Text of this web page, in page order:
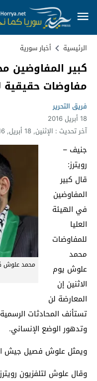
الرئيسية أخبار سورية
كبير المفاوضين
مفاوضات حقيقية
فريق التحرير
18 أبريل 2016
آخر تحديث : الإثنين, 18 أبريل, 2016 - 10:46 مساءً
محمد علوش
جنيف –
رويترز:
قال كبير
المفاوضين
في الهيئة
العليا
للمفاوضات
محمد
علوش يوم
الاثنين إن
المعارضة لن
تستأنف المحادثات
وتدهور الوضع الإنساني.
ويمثل علوش فصيل جيش
وقال علوش لتلفزيون